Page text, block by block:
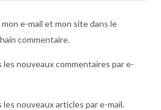
e-mail et mon site dans le
commentaire.
nouveaux commentaires par e-
nouveaux articles par e-mail.